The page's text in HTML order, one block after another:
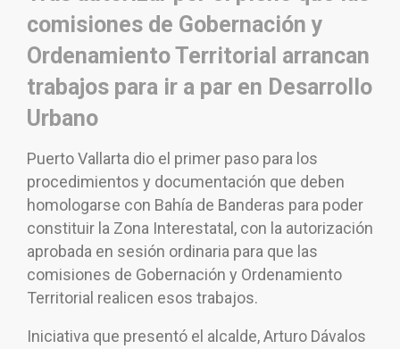
comisiones de Gobernación y
Ordenamiento Territorial arrancan
trabajos para ir a par en Desarrollo
Urbano
Puerto Vallarta dio el primer paso para los
procedimientos y documentación que deben
homologarse con Bahía de Banderas para poder
constituir la Zona Interestatal, con la autorización
aprobada en sesión ordinaria para que las
comisiones de Gobernación y Ordenamiento
Territorial realicen esos trabajos.
Iniciativa que presentó el alcalde, Arturo Dávalos